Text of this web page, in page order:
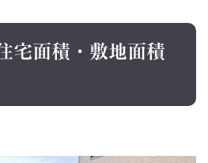
宅面積・敷地面積